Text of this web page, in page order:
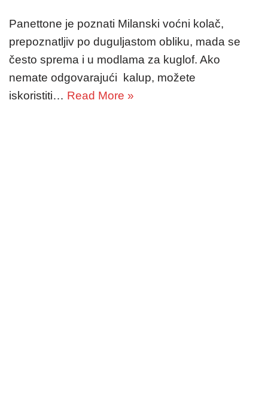
Panettone je poznati Milanski voćni kolač,
prepoznatljiv po duguljastom obliku, mada se
često sprema i u modlama za kuglof. Ako
nemate odgovarajući kalup, možete
iskoristiti… Read More »